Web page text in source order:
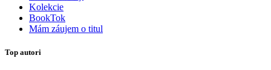
Kolekcie
BookTok
Mám záujem o titul
Top autori